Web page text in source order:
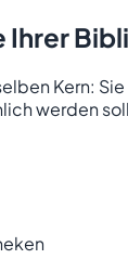
Ihrer
Kern:
werden